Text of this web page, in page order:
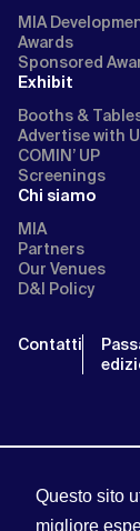
Questo sito
migliore
MIA
Awards
Sponsored
Exhibit
Booths &
Advertise with
COMIN’ UP
Screenings
Chi siamo
MIA
Partners
Our Venues
D&I Policy
Contatti